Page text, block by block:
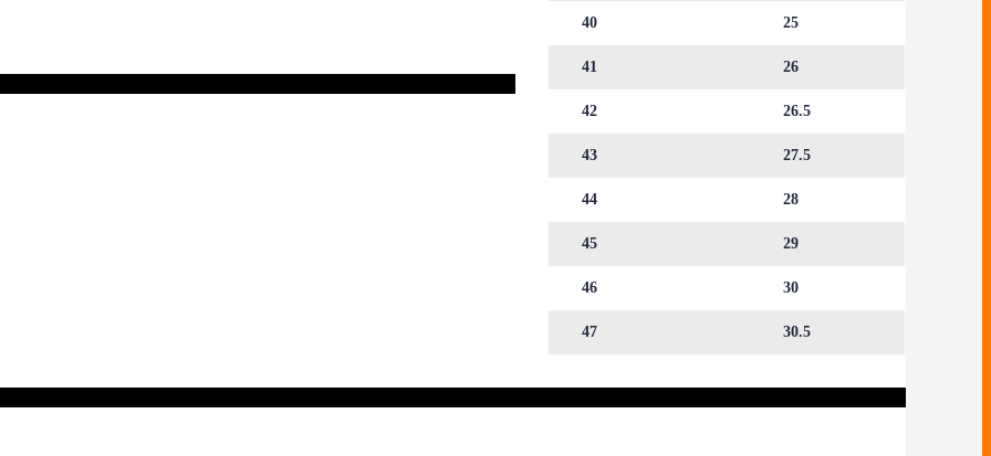
40 25
41 26
42 26.5
43 27.5
44 28
45 29
46 30
47 30.5